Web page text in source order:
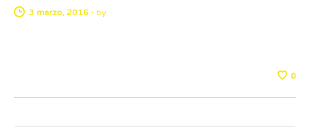
3 marzo, 2016 - by
0